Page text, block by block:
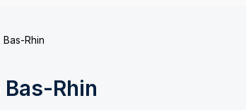
Bas-Rhin
Bas-Rhin